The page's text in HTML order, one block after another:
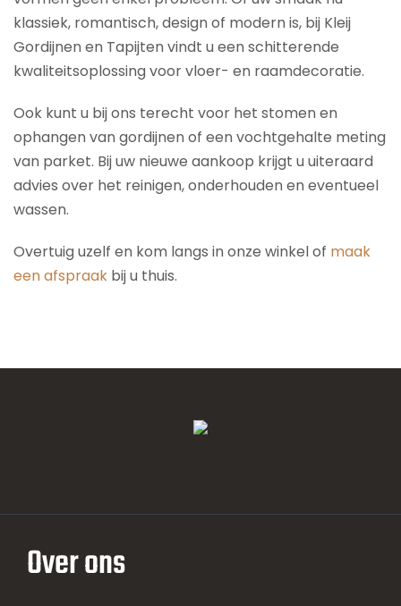
klassiek, romantisch, design of modern is, bij Kleij
Gordijnen en Tapijten vindt u een schitterende
kwaliteitsoplossing voor vloer- en raamdecoratie.
Ook kunt u bij ons terecht voor het stomen en
ophangen van gordijnen of een vochtgehalte meting
van parket. Bij uw nieuwe aankoop krijgt u uiteraard
advies over het reinigen, onderhouden en eventueel
wassen.
Overtuig uzelf en kom langs in onze winkel of maak
een afspraak bij u thuis.
Over ons